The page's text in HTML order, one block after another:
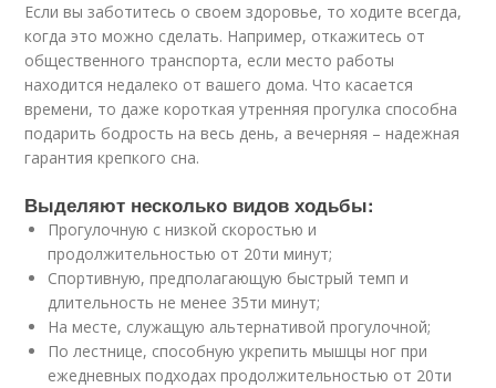
Если вы заботитесь о своем здоровье, то ходите всегда,
когда это можно сделать. Например, откажитесь от
общественного транспорта, если место работы
находится недалеко от вашего дома. Что касается
времени, то даже короткая утренняя прогулка способна
подарить бодрость на весь день, а вечерняя – надежная
гарантия крепкого сна.
Выделяют несколько видов ходьбы:
Прогулочную с низкой скоростью и
продолжительностью от 20ти минут;
Спортивную, предполагающую быстрый темп и
длительность не менее 35ти минут;
На месте, служащую альтернативой прогулочной;
По лестнице, способную укрепить мышцы ног при
ежедневных подходах продолжительностью от 20ти